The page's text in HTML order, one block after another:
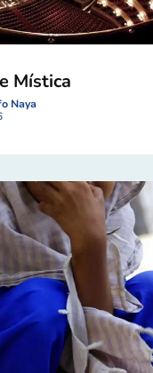
Mística
Naya